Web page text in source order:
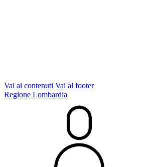
Vai ai contenuti Vai al footer
Regione Lombardia